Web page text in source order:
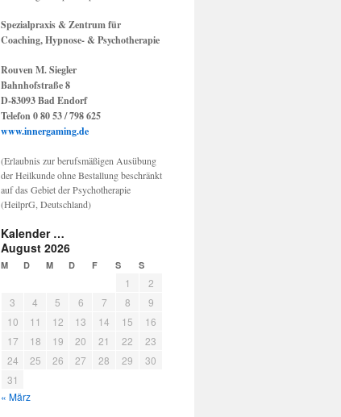
Spezialpraxis & Zentrum für
Coaching, Hypnose- & Psychotherapie
Rouven M. Siegler
Bahnhofstraße 8
D-83093 Bad Endorf
Telefon 0 80 53 / 798 625
www.innergaming.de
(Erlaubnis zur berufsmäßigen Ausübung
der Heilkunde ohne Bestallung beschränkt
auf das Gebiet der Psychotherapie
(HeilprG, Deutschland)
Kalender …
August 2026
M D M D F S S
1
2
3
4 5 6 7 8
9
10
11 12 13 14 15
16
17
18 19 20 21 22
23
24
25 26 27 28 29
30
31
« März